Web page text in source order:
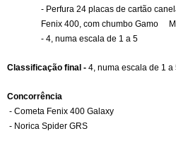
- Perfura 24 placas de cartão
Fenix 400, com chumbo Gamo
- 4, numa escala de 1 a 5
Classificação final - 4, numa escala de 1 a
Concorrência
- Cometa Fenix 400 Galaxy
- Norica Spider GRS